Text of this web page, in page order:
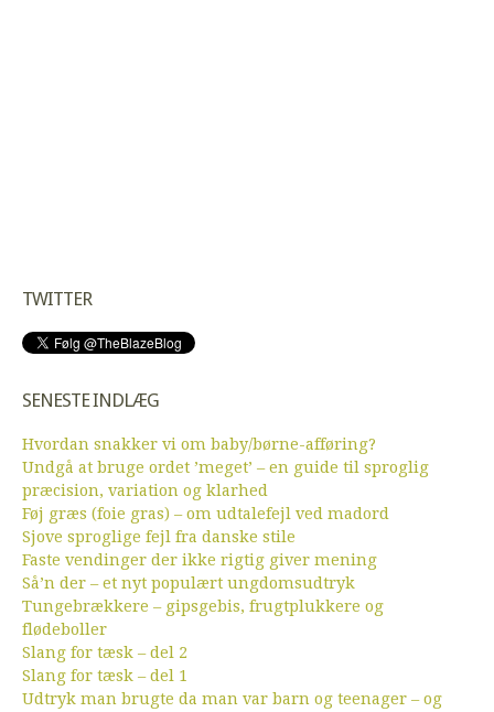
TWITTER
SENESTE INDLÆG
Hvordan snakker vi om baby/børne-afføring?
Undgå at bruge ordet ’meget’ – en guide til sproglig
præcision, variation og klarhed
Føj græs (foie gras) – om udtalefejl ved madord
Sjove sproglige fejl fra danske stile
Faste vendinger der ikke rigtig giver mening
Så’n der – et nyt populært ungdomsudtryk
Tungebrækkere – gipsgebis, frugtplukkere og
flødeboller
Slang for tæsk – del 2
Slang for tæsk – del 1
Udtryk man brugte da man var barn og teenager – og